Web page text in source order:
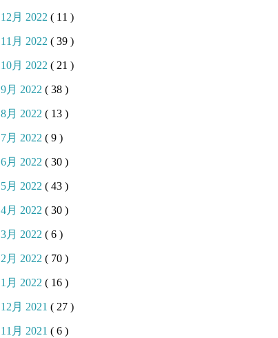
12月 2022 ( 11 )
11月 2022 ( 39 )
10月 2022 ( 21 )
9月 2022 ( 38 )
8月 2022 ( 13 )
7月 2022 ( 9 )
6月 2022 ( 30 )
5月 2022 ( 43 )
4月 2022 ( 30 )
3月 2022 ( 6 )
2月 2022 ( 70 )
1月 2022 ( 16 )
12月 2021 ( 27 )
11月 2021 ( 6 )